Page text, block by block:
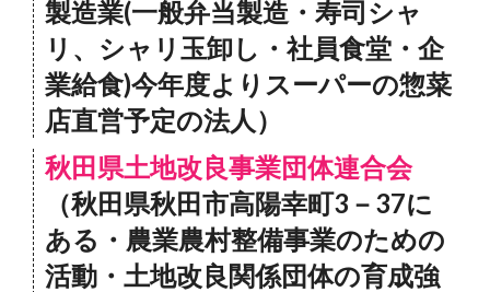
製造業(一般弁当製造・寿司シャ
リ、シャリ玉卸し・社員食堂・企
業給食)今年度よりスーパーの惣菜
店直営予定の法人）
秋田県土地改良事業団体連合会
（秋田県秋田市高陽幸町3－37に
ある・農業農村整備事業のための
活動・土地改良関係団体の育成強